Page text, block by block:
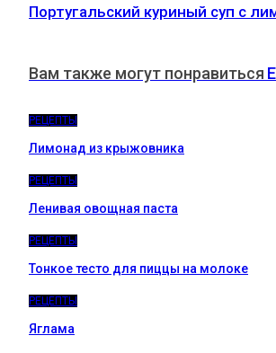
Португальский куриный суп с
Вам также могут понравиться
РЕЦЕПТЫ
Лимонад из крыжовника
РЕЦЕПТЫ
Ленивая овощная паста
РЕЦЕПТЫ
Тонкое тесто для пиццы на молоке
РЕЦЕПТЫ
Яглама